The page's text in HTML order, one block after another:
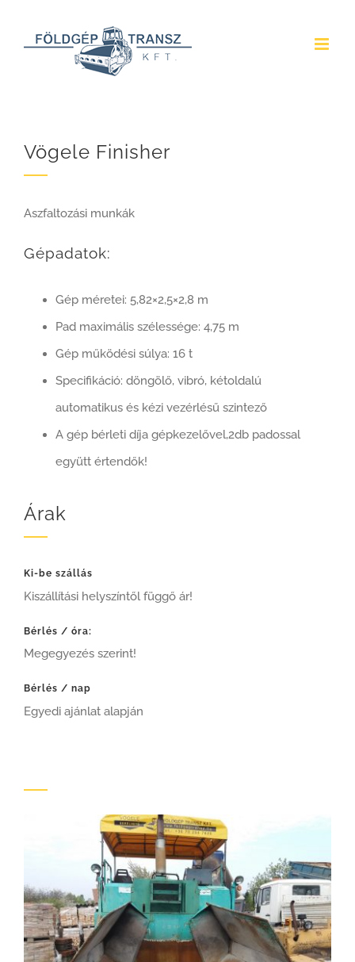
Vögele Finisher
Aszfaltozási munkák
Gépadatok:
Gép méretei: 5,82×2,5×2,8 m
Pad maximális szélessége: 4,75 m
Gép működési súlya: 16 t
Specifikáció: döngölő, vibró, kétoldalú
automatikus és kézi vezérlésű szintező
A gép bérleti díja gépkezelővel,2db padossal
együtt értendők!
Árak
Ki-be szállás
Kiszállítási helyszíntől függő ár!
Bérlés / óra:
Megegyezés szerint!
Bérlés / nap
Egyedi ajánlat alapján